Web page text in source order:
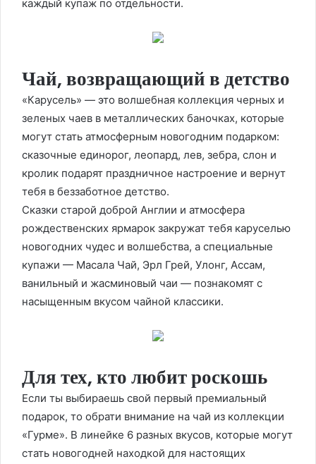
каждый купаж по отдельности.
Чай, возвращающий в детство
«Карусель» — это волшебная коллекция черных и
зеленых чаев в металлических баночках, которые
могут стать атмосферным новогодним подарком:
сказочные единорог, леопард, лев, зебра, слон и
кролик подарят праздничное настроение и вернут
тебя в беззаботное детство.
Сказки старой доброй Англии и атмосфера
рождественских ярмарок закружат тебя каруселью
новогодних чудес и волшебства, а специальные
купажи — Масала Чай, Эрл Грей, Улонг, Ассам,
ванильный и жасминовый чаи — познакомят с
насыщенным вкусом чайной классики.
Для тех, кто любит роскошь
Если ты выбираешь свой первый премиальный
подарок, то обрати внимание на чай из коллекции
«Гурме». В линейке 6 разных вкусов, которые могут
стать новогодней находкой для настоящих